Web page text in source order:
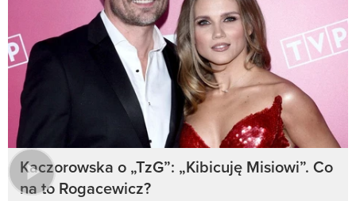
Kaczorowska o „TzG”: „Kibicuję Misiowi”. Co
na to Rogacewicz?